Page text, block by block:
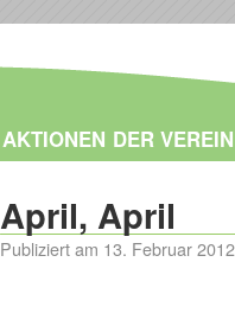
AKTIONEN DER VEREIN
April, April
Publiziert am 13. Februar 2012